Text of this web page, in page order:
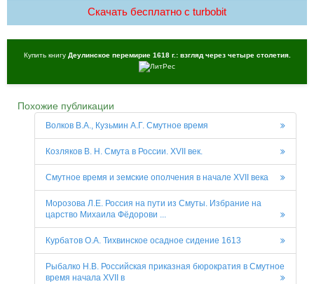
Скачать бесплатно c turbobit
Купить книгу Деулинское перемирие 1618 г.: взгляд через четыре столетия.
Похожие публикации
Волков В.А., Кузьмин А.Г. Смутное время
Козляков В. Н. Смута в России. XVII век.
Смутное время и земские ополчения в начале XVII века
Морозова Л.E. Россия на пути из Смуты. Избрание на
царство Михаила Фёдорови ...
Курбатов О.А. Тихвинское осадное сидение 1613
Рыбалко Н.В. Российская приказная бюрократия в Смутное
время начала XVII в